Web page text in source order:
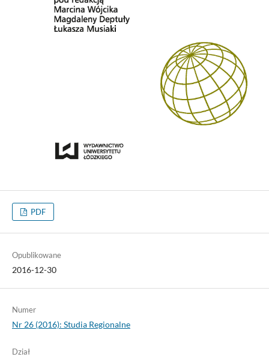
PDF
Opublikowane
2016-12-30
Numer
Nr 26 (2016): Studia Regionalne
Dział